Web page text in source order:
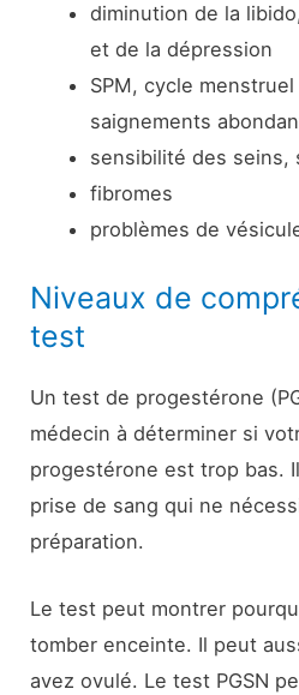
diminution de la
et de la dépression
SPM, cycle
saignements
sensibilité des seins,
fibromes
problèmes de
Niveaux de
test
Un test de progestérone
médecin à déterminer si
progestérone est trop bas. Il
prise de sang qui ne
préparation.
Le test peut montrer
tomber enceinte. Il peut
avez ovulé. Le test PGSN